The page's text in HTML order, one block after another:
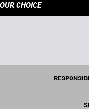
OUR CHOICE